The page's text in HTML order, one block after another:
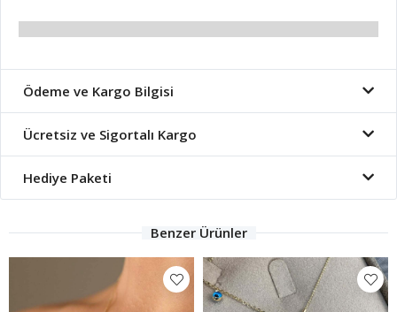
Ödeme ve Kargo Bilgisi
Ücretsiz ve Sigortalı Kargo
Hediye Paketi
Benzer Ürünler